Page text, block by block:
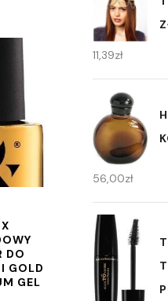
DO
GOLD
GEL
11,39zł
56,00zł